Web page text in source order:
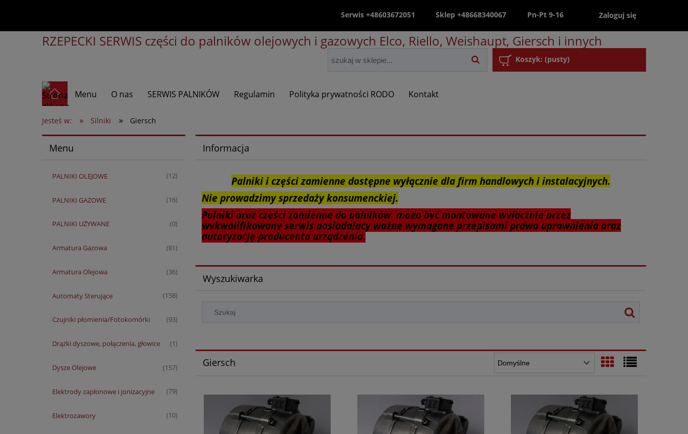
Serwis +48603672051 Sklep +48668340067 Pn-Pt 9-16 Zaloguj się
RZEPECKI SERWIS części do palników olejowych i gazowych Elco, Riello, Weishaupt, Giersch i innych
Koszyk: (pusty)
Menu O nas SERWIS PALNIKÓW Regulamin Polityka prywatności RODO Kontakt
Jesteś w: » Silniki » Giersch
Menu
PALNIKI OLEJOWE (12)
PALNIKI GAZOWE (16)
PALNIKI UŻYWANE (0)
Armatura Gazowa (81)
Armatura Olejowa (36)
Automaty Sterujące (158)
Czujniki płomienia/Fotokomórki (93)
Drążki dyszowe, połączenia, głowice (1)
Dysze Olejowe (157)
Elektrody zapłonowe i jonizacyjne (79)
Elektrozawory (10)
Informacja
Palniki i części zamienne dostępne wyłącznie dla firm handlowych i instalacyjnych.
Nie prowadzimy sprzedaży konsumenckiej.
Palniki oraz części zamienne do palników mogą być montowane wyłącznie przez
wykwalifikowany serwis posiadający ważne wymagane przepisami prawa uprawnienia oraz
autoryzację producenta urządzenia.
Wyszukiwarka
Giersch